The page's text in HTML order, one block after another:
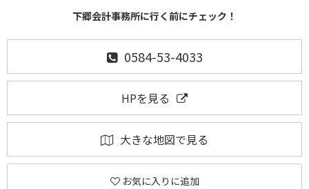
下郷会計事務所に行く前にチェック！
0584-53-4033
HPを見る
大きな地図で見る
お気に入りに追加